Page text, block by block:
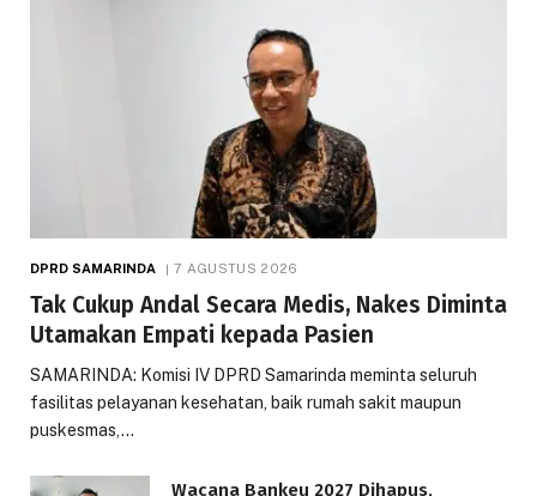
DPRD SAMARINDA 7 AGUSTUS 2026
Tak Cukup Andal Secara Medis, Nakes Diminta
Utamakan Empati kepada Pasien
SAMARINDA: Komisi IV DPRD Samarinda meminta seluruh
fasilitas pelayanan kesehatan, baik rumah sakit maupun
puskesmas,…
Wacana Bankeu 2027 Dihapus,